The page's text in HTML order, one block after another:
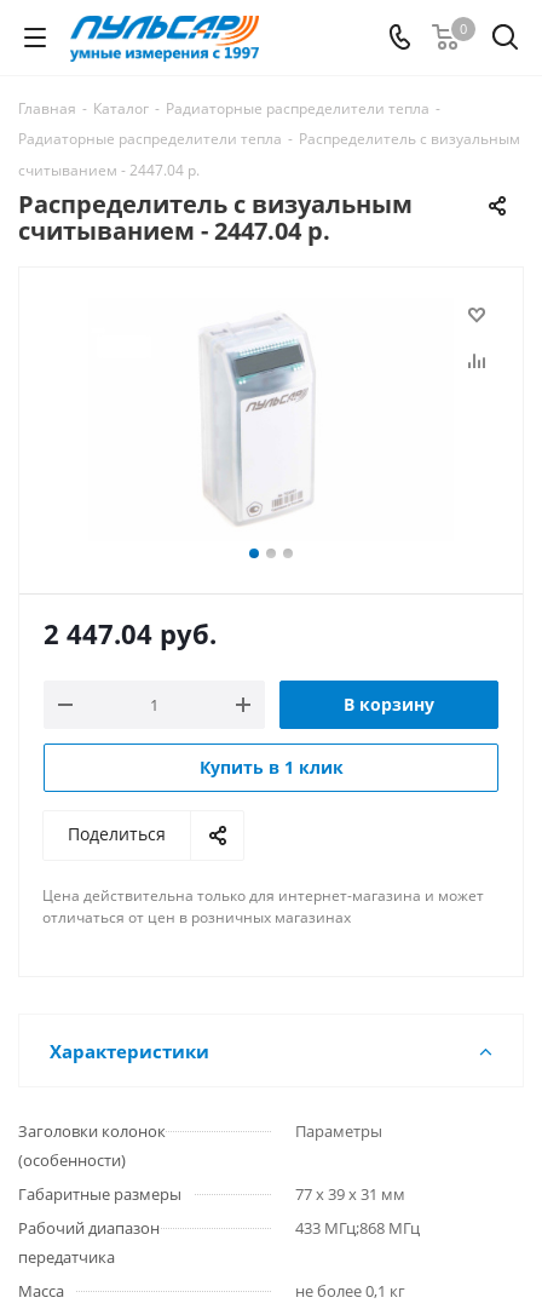
0
Главная - Каталог - Радиаторные распределители тепла -
Радиаторные распределители тепла - Распределитель с визуальным
считыванием - 2447.04 р.
Распределитель с визуальным
считыванием - 2447.04 р.
2 447.04 руб.
В корзину
Купить в 1 клик
Поделиться
Цена действительна только для интернет-магазина и может
отличаться от цен в розничных магазинах
Характеристики
Заголовки колонок
(особенности)
Параметры
Габаритные размеры
77 х 39 х 31 мм
Рабочий диапазон
передатчика
433 МГц;868 МГц
Масса
не более 0,1 кг